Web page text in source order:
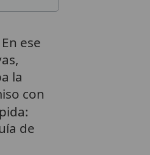
ese
la
con
de